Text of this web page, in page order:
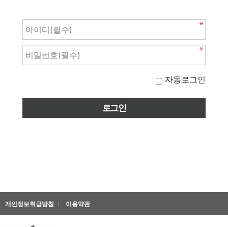
자동로그인
개인정보취급방침 이용약관